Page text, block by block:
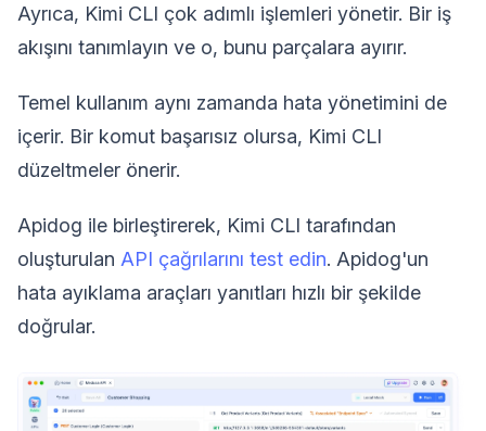
Ayrıca, Kimi CLI çok adımlı işlemleri yönetir. Bir iş
akışını tanımlayın ve o, bunu parçalara ayırır.
Temel kullanım aynı zamanda hata yönetimini de
içerir. Bir komut başarısız olursa, Kimi CLI
düzeltmeler önerir.
Apidog ile birleştirerek, Kimi CLI tarafından
oluşturulan API çağrılarını test edin. Apidog'un
hata ayıklama araçları yanıtları hızlı bir şekilde
doğrular.